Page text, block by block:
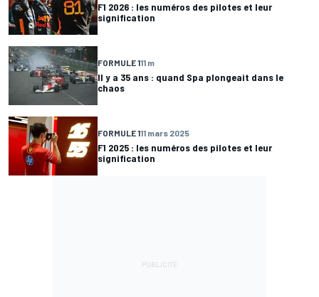
F1 2026 : les numéros des pilotes et leur
signification
FORMULE 111 m
Il y a 35 ans : quand Spa plongeait dans le
chaos
FORMULE 111 mars 2025
F1 2025 : les numéros des pilotes et leur
signification